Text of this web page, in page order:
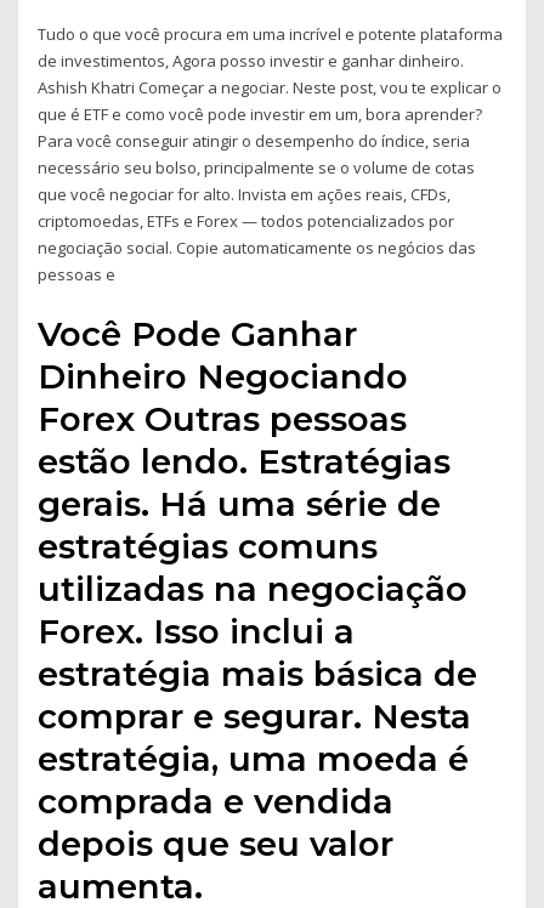
Tudo o que você procura em uma incrível e potente plataforma
de investimentos, Agora posso investir e ganhar dinheiro.
Ashish Khatri Começar a negociar. Neste post, vou te explicar o
que é ETF e como você pode investir em um, bora aprender?
Para você conseguir atingir o desempenho do índice, seria
necessário seu bolso, principalmente se o volume de cotas
que você negociar for alto. Invista em ações reais, CFDs,
criptomoedas, ETFs e Forex — todos potencializados por
negociação social. Copie automaticamente os negócios das
pessoas e
Você Pode Ganhar
Dinheiro Negociando
Forex Outras pessoas
estão lendo. Estratégias
gerais. Há uma série de
estratégias comuns
utilizadas na negociação
Forex. Isso inclui a
estratégia mais básica de
comprar e segurar. Nesta
estratégia, uma moeda é
comprada e vendida
depois que seu valor
aumenta.